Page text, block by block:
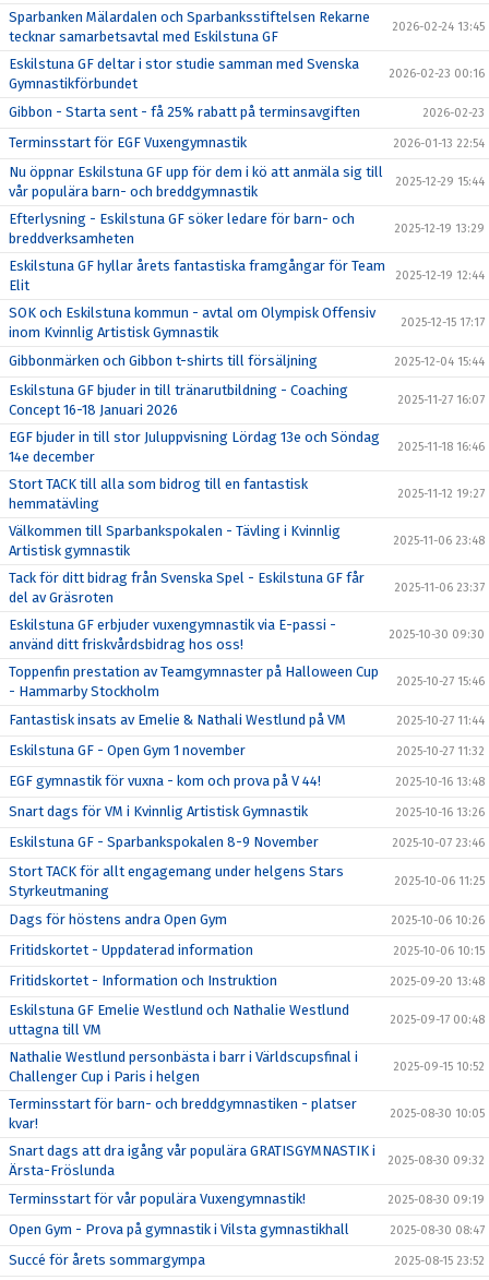
Sparbanken Mälardalen och Sparbanksstiftelsen Rekarne
tecknar samarbetsavtal med Eskilstuna GF
2026-02-24 13:45
Eskilstuna GF deltar i stor studie samman med Svenska
Gymnastikförbundet
2026-02-23 00:16
Gibbon - Starta sent - få 25% rabatt på terminsavgiften 2026-02-23
Terminsstart för EGF Vuxengymnastik 2026-01-13 22:54
Nu öppnar Eskilstuna GF upp för dem i kö att anmäla sig till
vår populära barn- och breddgymnastik
2025-12-29 15:44
Efterlysning - Eskilstuna GF söker ledare för barn- och
breddverksamheten
2025-12-19 13:29
Eskilstuna GF hyllar årets fantastiska framgångar för Team
Elit
2025-12-19 12:44
SOK och Eskilstuna kommun - avtal om Olympisk Offensiv
inom Kvinnlig Artistisk Gymnastik
2025-12-15 17:17
Gibbonmärken och Gibbon t-shirts till försäljning 2025-12-04 15:44
Eskilstuna GF bjuder in till tränarutbildning - Coaching
Concept 16-18 Januari 2026
2025-11-27 16:07
EGF bjuder in till stor Juluppvisning Lördag 13e och Söndag
14e december
2025-11-18 16:46
Stort TACK till alla som bidrog till en fantastisk
hemmatävling
2025-11-12 19:27
Välkommen till Sparbankspokalen - Tävling i Kvinnlig
Artistisk gymnastik
2025-11-06 23:48
Tack för ditt bidrag från Svenska Spel - Eskilstuna GF får
del av Gräsroten
2025-11-06 23:37
Eskilstuna GF erbjuder vuxengymnastik via E-passi -
använd ditt friskvårdsbidrag hos oss!
2025-10-30 09:30
Toppenfin prestation av Teamgymnaster på Halloween Cup
- Hammarby Stockholm
2025-10-27 15:46
Fantastisk insats av Emelie & Nathali Westlund på VM 2025-10-27 11:44
Eskilstuna GF - Open Gym 1 november 2025-10-27 11:32
EGF gymnastik för vuxna - kom och prova på V 44! 2025-10-16 13:48
Snart dags för VM i Kvinnlig Artistisk Gymnastik 2025-10-16 13:26
Eskilstuna GF - Sparbankspokalen 8-9 November 2025-10-07 23:46
Stort TACK för allt engagemang under helgens Stars
Styrkeutmaning
2025-10-06 11:25
Dags för höstens andra Open Gym 2025-10-06 10:26
Fritidskortet - Uppdaterad information 2025-10-06 10:15
Fritidskortet - Information och Instruktion 2025-09-20 13:48
Eskilstuna GF Emelie Westlund och Nathalie Westlund
uttagna till VM
2025-09-17 00:48
Nathalie Westlund personbästa i barr i Världscupsfinal i
Challenger Cup i Paris i helgen
2025-09-15 10:52
Terminsstart för barn- och breddgymnastiken - platser
kvar!
2025-08-30 10:05
Snart dags att dra igång vår populära GRATISGYMNASTIK i
Ärsta-Fröslunda
2025-08-30 09:32
Terminsstart för vår populära Vuxengymnastik! 2025-08-30 09:19
Open Gym - Prova på gymnastik i Vilsta gymnastikhall 2025-08-30 08:47
Succé för årets sommargympa 2025-08-15 23:52